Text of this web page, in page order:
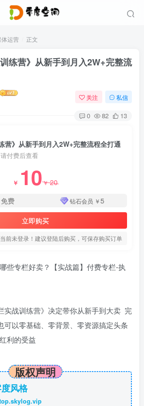
体运营 正文
练营》从新手到月入2W+完整流
关注 私信
0 82 13
营》从新手到月入2W+完整流程全打通
付费后查看
￥ 10￥20
免费 钻石会员 ￥5
立即购买
前未登录！建议登陆后购买，可保存购买订单
些专栏好卖？【实战篇】付费专栏-执
实战训练营》决定带你从新手到大卖 完
可以零基础、零背景、零资源搞定头条
利的受益
版权声明
风格